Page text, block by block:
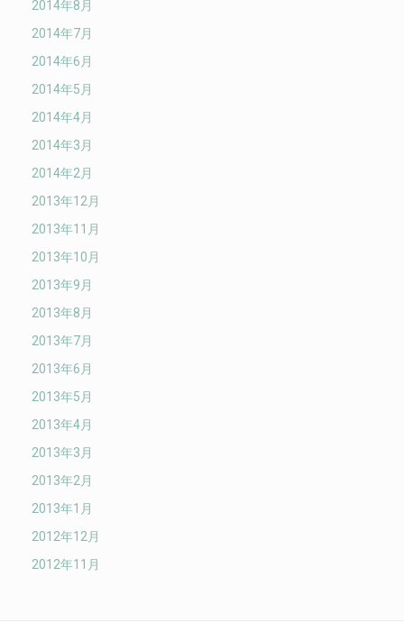
2014年8月
2014年7月
2014年6月
2014年5月
2014年4月
2014年3月
2014年2月
2013年12月
2013年11月
2013年10月
2013年9月
2013年8月
2013年7月
2013年6月
2013年5月
2013年4月
2013年3月
2013年2月
2013年1月
2012年12月
2012年11月